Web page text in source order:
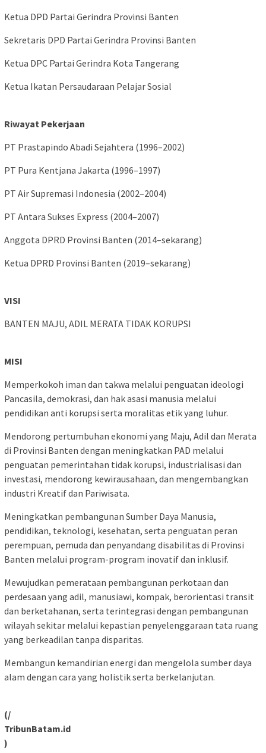
Ketua DPD Partai Gerindra Provinsi Banten
Sekretaris DPD Partai Gerindra Provinsi Banten
Ketua DPC Partai Gerindra Kota Tangerang
Ketua Ikatan Persaudaraan Pelajar Sosial
Riwayat Pekerjaan
PT Prastapindo Abadi Sejahtera (1996–2002)
PT Pura Kentjana Jakarta (1996–1997)
PT Air Supremasi Indonesia (2002–2004)
PT Antara Sukses Express (2004–2007)
Anggota DPRD Provinsi Banten (2014–sekarang)
Ketua DPRD Provinsi Banten (2019–sekarang)
VISI
BANTEN MAJU, ADIL MERATA TIDAK KORUPSI
MISI
Memperkokoh iman dan takwa melalui penguatan ideologi
Pancasila, demokrasi, dan hak asasi manusia melalui
pendidikan anti korupsi serta moralitas etik yang luhur.
Mendorong pertumbuhan ekonomi yang Maju, Adil dan Merata
di Provinsi Banten dengan meningkatkan PAD melalui
penguatan pemerintahan tidak korupsi, industrialisasi dan
investasi, mendorong kewirausahaan, dan mengembangkan
industri Kreatif dan Pariwisata.
Meningkatkan pembangunan Sumber Daya Manusia,
pendidikan, teknologi, kesehatan, serta penguatan peran
perempuan, pemuda dan penyandang disabilitas di Provinsi
Banten melalui program-program inovatif dan inklusif.
Mewujudkan pemerataan pembangunan perkotaan dan
perdesaan yang adil, manusiawi, kompak, berorientasi transit
dan berketahanan, serta terintegrasi dengan pembangunan
wilayah sekitar melalui kepastian penyelenggaraan tata ruang
yang berkeadilan tanpa disparitas.
Membangun kemandirian energi dan mengelola sumber daya
alam dengan cara yang holistik serta berkelanjutan.
(/
TribunBatam.id
)